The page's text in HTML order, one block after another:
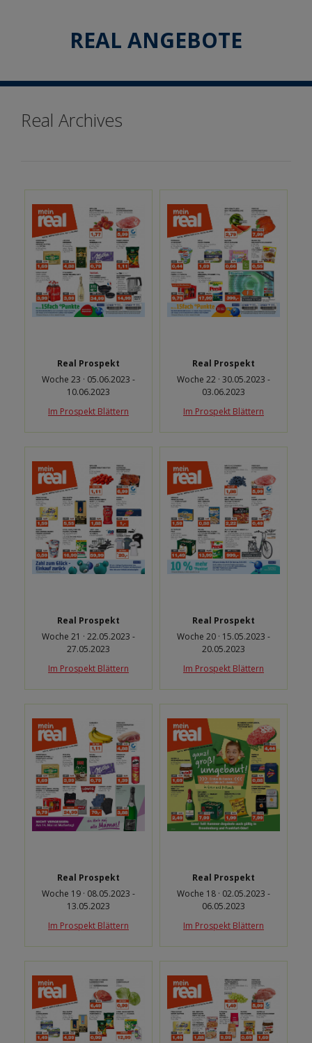
REAL ANGEBOTE
Real Archives
Real Prospekt
Woche 23 · 05.06.2023 -
10.06.2023
Im Prospekt Blättern
Real Prospekt
Woche 22 · 30.05.2023 -
03.06.2023
Im Prospekt Blättern
Real Prospekt
Woche 21 · 22.05.2023 -
27.05.2023
Im Prospekt Blättern
Real Prospekt
Woche 20 · 15.05.2023 -
20.05.2023
Im Prospekt Blättern
Real Prospekt
Woche 19 · 08.05.2023 -
13.05.2023
Im Prospekt Blättern
Real Prospekt
Woche 18 · 02.05.2023 -
06.05.2023
Im Prospekt Blättern